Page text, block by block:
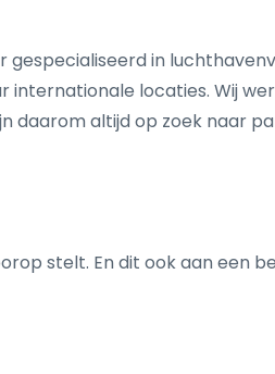
gespecialiseerd in
internationale locaties. Wij
daarom altijd op zoek naar
stelt. En dit ook ​​aan een